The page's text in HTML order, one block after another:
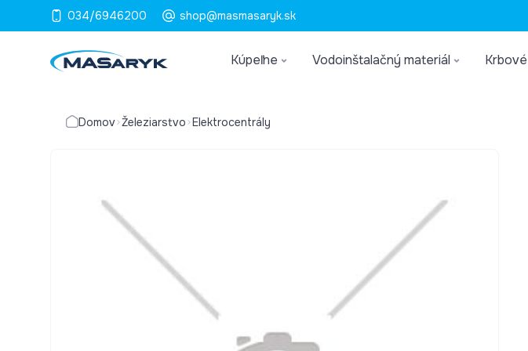
034/6946200 shop@masmasaryk.sk
Kúpeľne Vodoinštalačný materiál
Domov Železiarstvo Elektrocentrály